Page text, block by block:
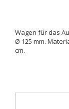
Wagen für das
Ø 125 mm.
cm.